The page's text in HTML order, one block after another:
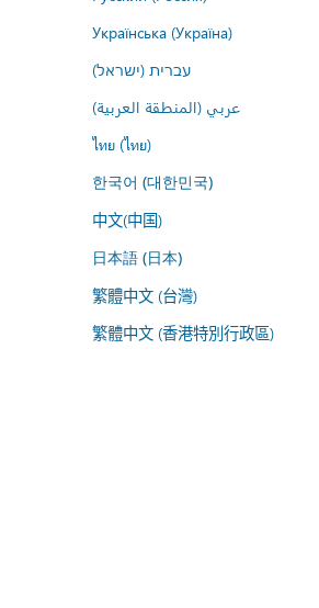
Українська (Україна)
עברית (ישראל)
عربي (المنطقة العربية)
ไทย (ไทย)
한국어 (대한민국)
中文(中国)
日本語 (日本)
繁體中文 (台灣)
繁體中文 (香港特別行政區)